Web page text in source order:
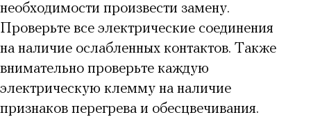
необходимости произвести замену.
Проверьте все электрические соединения
на наличие ослабленных контактов. Также
внимательно проверьте каждую
электрическую клемму на наличие
признаков перегрева и обесцвечивания.